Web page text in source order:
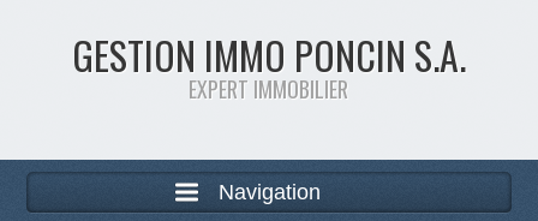
GESTION IMMO PONCIN S.A.
EXPERT IMMOBILIER
Navigation